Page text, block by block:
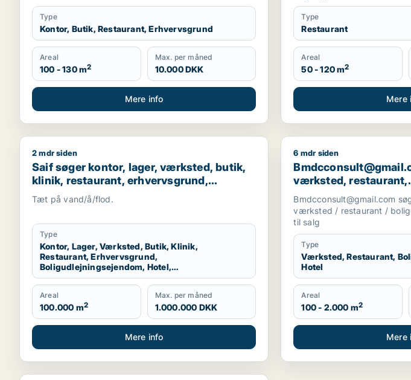
Type
Kontor, Butik, Restaurant, Erhvervsgrund
Areal
100 - 130 m2
Max. per måned
10.000 DKK
Mere info
Type
Restaurant
Areal
50 - 120 m2
Mere
Saif søger kontor, lager, værksted, butik, klinik, restaurant, erhvervsgrund,
2 mdr siden
Saif søger kontor, lager, værksted, butik,
klinik, restaurant, erhvervsgrund,
boligudlejningsejendom, hotel,
produktionslokaler eller garage til salg i
Tæt på vand/å/flod.
Type
Kontor, Lager, Værksted, Butik, Klinik,
Restaurant, Erhvervsgrund,
Boligudlejningsejendom, Hotel,
Produktionslokaler, Garage
Areal
100.000 m2
Max. per måned
1.000.000 DKK
Mere info
6 mdr siden
værksted, restaurant,
i Storkøbenhavn
Bmdcconsult@gmail.com
værksted / restaurant /
til salg
Type
Værksted, Restaurant,
Hotel
Areal
100 - 2.000 m2
Mere